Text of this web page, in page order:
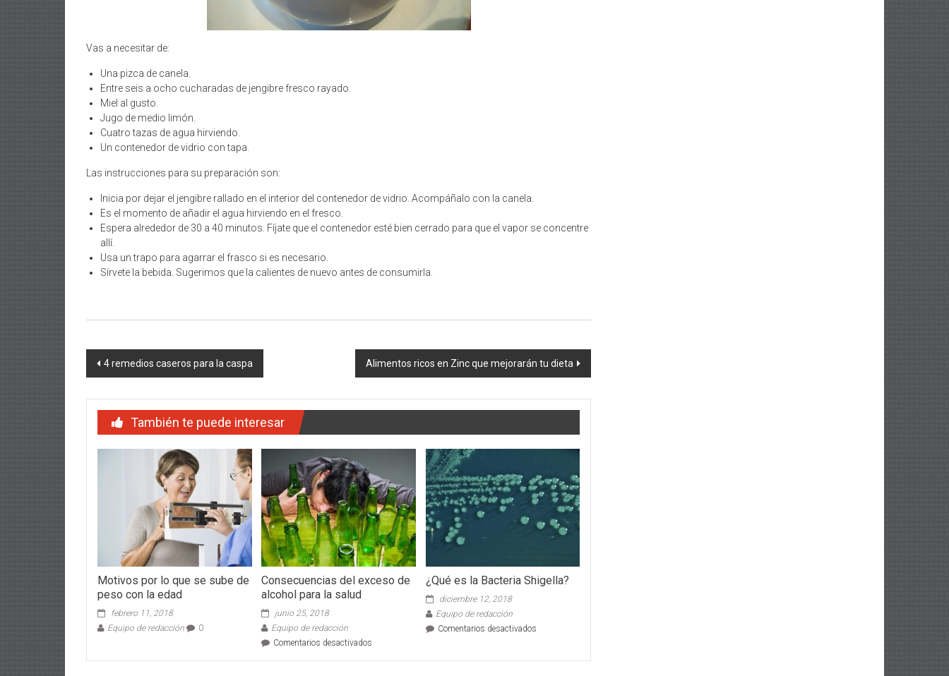
Vas a necesitar de:
Una pizca de canela.
Entre seis a ocho cucharadas de jengibre fresco rayado.
Miel al gusto.
Jugo de medio limón.
Cuatro tazas de agua hirviendo.
Un contenedor de vidrio con tapa.
Las instrucciones para su preparación son:
Inicia por dejar el jengibre rallado en el interior del contenedor de vidrio. Acompáñalo con la canela.
Es el momento de añadir el agua hirviendo en el fresco.
Espera alrededor de 30 a 40 minutos. Fíjate que el contenedor esté bien cerrado para que el vapor se concentre
allí.
Usa un trapo para agarrar el frasco si es necesario.
Sírvete la bebida. Sugerimos que la calientes de nuevo antes de consumirla.
Navegación
entradas
4 remedios caseros para la caspa Alimentos ricos en Zinc que mejorarán tu dieta
También te puede interesar
Motivos por lo que se sube de
peso con la edad
febrero 11, 2018
Equipo de redacción
0
Consecuencias del exceso de
alcohol para la salud
junio 25, 2018
Equipo de redacción
Comentarios desactivados
¿Qué es la Bacteria Shigella?
diciembre 12, 2018
Equipo de redacción
Comentarios desactivadosen